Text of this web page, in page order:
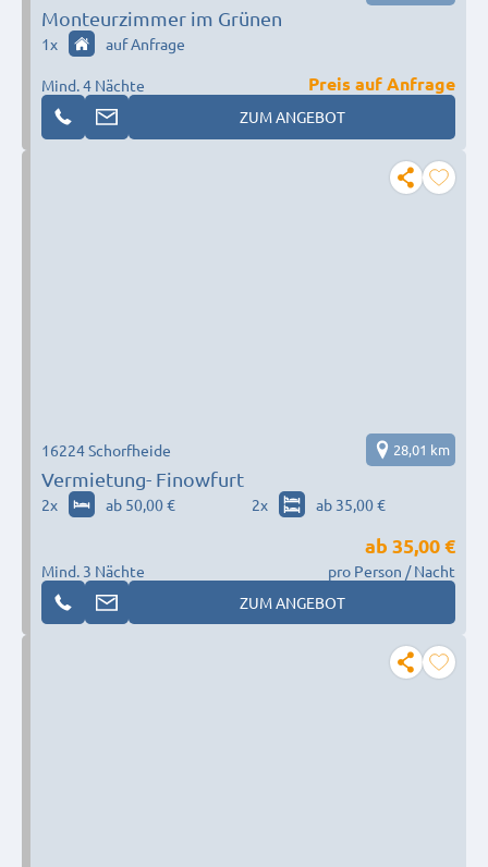
Monteurzimmer im Grünen
1x auf Anfrage
Mind. 4 Nächte
Preis auf Anfrage
ZUM ANGEBOT
Vermietung- Finowfurt
16224 Schorfheide 28,01 km
2x ab 50,00 € 2x ab 35,00 €
Mind. 3 Nächte
ab 35,00 €
pro Person / Nacht
ZUM ANGEBOT